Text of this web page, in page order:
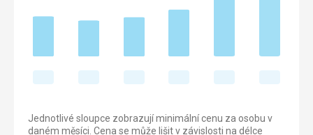
Jednotlivé sloupce zobrazují minimální cenu za osobu v
daném měsíci. Cena se může lišit v závislosti na délce